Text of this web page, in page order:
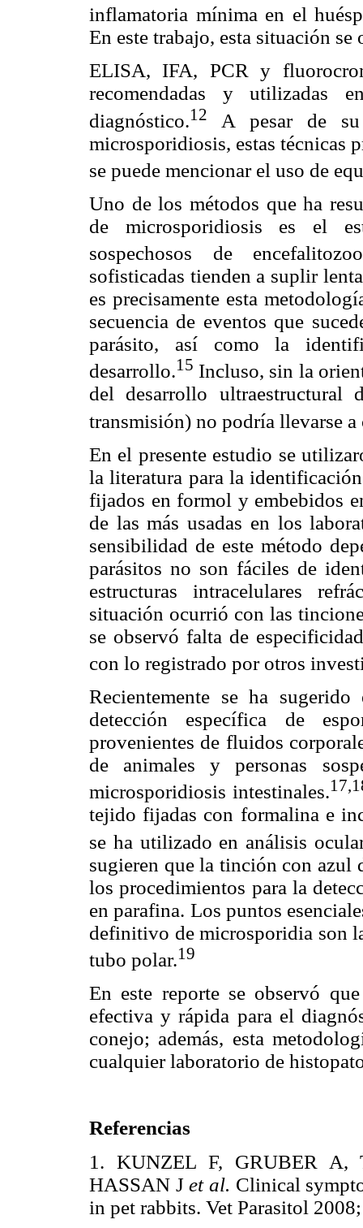
inflamatoria mínima en el
En este trabajo, esta situación
ELISA, IFA, PCR y
recomendadas y utilizadas
diagnóstico.12
A pesar de su
microsporidiosis, estas técnicas
se puede mencionar el uso de
Uno de los métodos que ha
de microsporidiosis es el
sospechosos de
sofisticadas tienden a suplir
es precisamente esta
secuencia de eventos que
parásito, así como la
desarrollo.15 Incluso, sin la
del desarrollo ultraestructural
transmisión) no podría llevarse a
En el presente estudio se
la literatura para la
fijados en formol y embebidos
de las más usadas en los
sensibilidad de este método
parásitos no son fáciles de
estructuras intracelulares
situación ocurrió con las
se observó falta de
con lo registrado por otros
Recientemente se ha
detección específica de
provenientes de fluidos
de animales y personas
microsporidiosis intestinales.
tejido fijadas con formalina e
se ha utilizado en análisis
sugieren que la tinción con azul
los procedimientos para la
en parafina. Los puntos
definitivo de microsporidia son
tubo polar.19
En este reporte se observó
efectiva y rápida para el
conejo; además, esta
cualquier laboratorio de
Referencias
1. KUNZEL F, GRUBER A,
HASSAN Jet al. Clinical
in pet rabbits. Vet Parasitol